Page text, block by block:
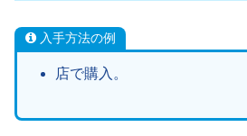
入手方法の例
店で購入。